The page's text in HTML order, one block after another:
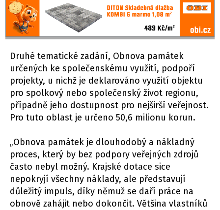
Druhé tematické zadání, Obnova památek
určených ke společenskému využití, podpoří
projekty, u nichž je deklarováno využití objektu
pro spolkový nebo společenský život regionu,
případně jeho dostupnost pro nejširší veřejnost.
Pro tuto oblast je určeno 50,6 milionu korun.
„Obnova památek je dlouhodobý a nákladný
proces, který by bez podpory veřejných zdrojů
často nebyl možný. Krajské dotace sice
nepokryjí všechny náklady, ale představují
důležitý impuls, díky němuž se daří práce na
obnově zahájit nebo dokončit. Většina vlastníků